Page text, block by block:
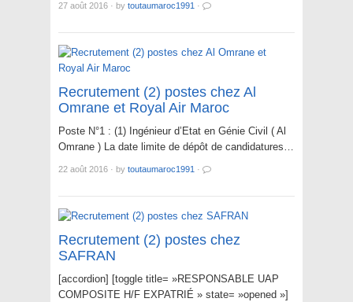
27 août 2016 · by toutaumaroc1991 ·
Recrutement (2) postes chez Al
Omrane et Royal Air Maroc
Poste N°1 : (1) Ingénieur d’Etat en Génie Civil ( Al
Omrane ) La date limite de dépôt de candidatures…
22 août 2016 · by toutaumaroc1991 ·
Recrutement (2) postes chez
SAFRAN
[accordion] [toggle title= »RESPONSABLE UAP
COMPOSITE H/F EXPATRIÉ » state= »opened »]